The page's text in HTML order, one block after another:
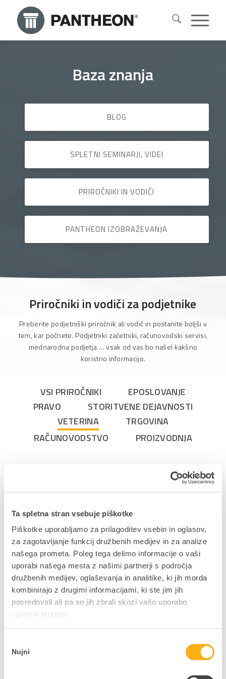
Ta spletna stran vsebuje piškotke
Piškotke uporabljamo za prilagoditev vsebin in oglasov,
za zagotavljanje funkcij družbenih medijev in za analize
našega prometa. Poleg tega delimo informacije o vaši
uporabi našega mesta z našimi partnerji s področja
družbenih medijev, oglaševanja in analitike, ki jih morda
kombinirajo z drugimi informacijami, ki ste jim jih
posredovali ali pa so jih zbrali skozi vašo uporabo
njihovih storitev.
soglasja
Nujni
Baza znanja
BLOG
SPLETNI SEMINARJI, VIDEI
PRIROČNIKI IN VODIČI
PANTHEON IZOBRAŽEVANJA
Priročniki in vodiči za podjetnike
Preberite podjetniški priročnik ali vodič in postanite boljši v
tem, kar počnete. Podjetniki začetniki, računovodski servisi,
mednarodna podjetja … vsak od vas bo našel kakšno
koristno informacijo.
VSI PRIROČNIKI
EPOSLOVANJE
PRAVO
STORITVENE DEJAVNOSTI
VETERINA
TRGOVINA
RAČUNOVODSTVO
PROIZVODNJA
Zakonska novost v
veterini: označitev
mačk z mikročipom
PRIDOBI PRIROČNIK
Na kaj vse je treba
paziti pri nakupu
poslovnega programa
5 nasvetov, kako imeti